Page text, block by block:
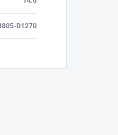
D1270